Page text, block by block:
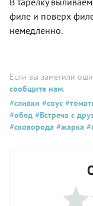
филе и поверх
немедленно.
Если вы заметили
сообщите нам.
#сливки #соус
#обед #Встреча с
#сковорода #жарка